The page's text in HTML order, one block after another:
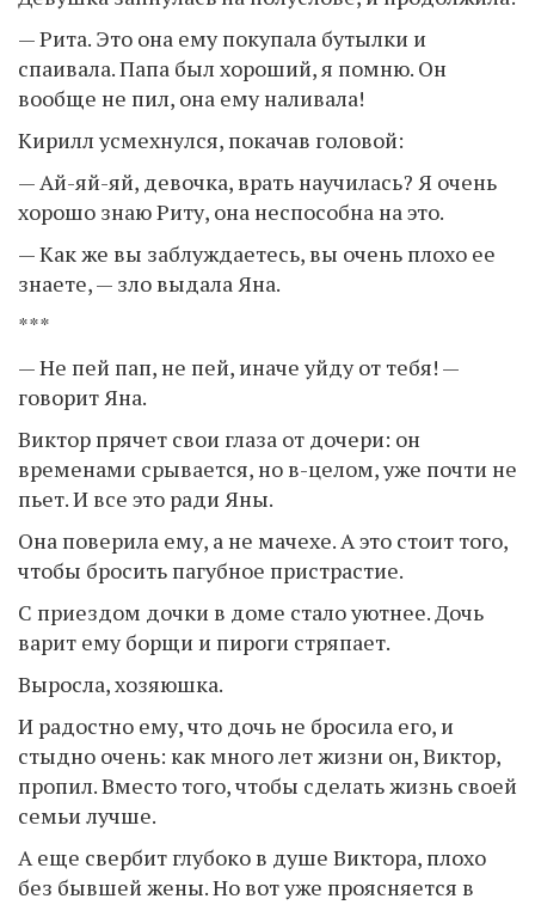
— Рита. Это она ему покупала бутылки и
спаивала. Папа был хороший, я помню. Он
вообще не пил, она ему наливала!
Кирилл усмехнулся, покачав головой:
— Ай-яй-яй, девочка, врать научилась? Я очень
хорошо знаю Риту, она неспособна на это.
— Как же вы заблуждаетесь, вы очень плохо ее
знаете, — зло выдала Яна.
***
— Не пей пап, не пей, иначе уйду от тебя! —
говорит Яна.
Виктор прячет свои глаза от дочери: он
временами срывается, но в-целом, уже почти не
пьет. И все это ради Яны.
Она поверила ему, а не мачехе. А это стоит того,
чтобы бросить пагубное пристрастие.
С приездом дочки в доме стало уютнее. Дочь
варит ему борщи и пироги стряпает.
Выросла, хозяюшка.
И радостно ему, что дочь не бросила его, и
стыдно очень: как много лет жизни он, Виктор,
пропил. Вместо того, чтобы сделать жизнь своей
семьи лучше.
А еще свербит глубоко в душе Виктора, плохо
без бывшей жены. Но вот уже проясняется в